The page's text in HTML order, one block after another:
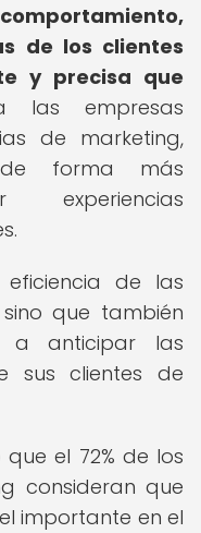
de los clientes
y precisa que
las empresas
de marketing,
de forma más
de las
que también
a anticipar las
sus clientes de
el 72% de los
consideran que
importante en el